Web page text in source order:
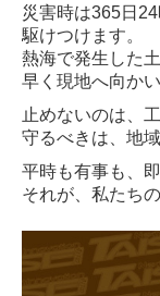
お問合せ
個人情報保護方
災害時は365日
駆けつけます。
熱海で発生した
早く現地へ向か
止めないのは、
守るべきは、地
平時も有事も、即
それが、私たち